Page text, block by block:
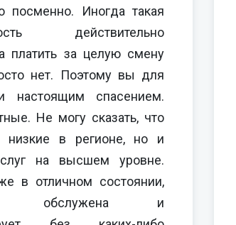
посменно. Иногда такая
действительно
платить за целую смену
нет. Поэтому вы для
настоящим спасением.
Не могу сказать, что
в регионе, но и
на высшем уровне.
в отличном состоянии,
обслужена и